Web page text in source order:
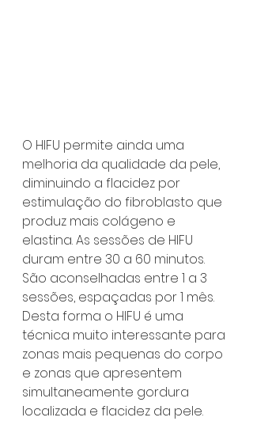
O HIFU permite ainda uma
melhoria da qualidade da pele,
diminuindo a flacidez por
estimulação do fibroblasto que
produz mais colágeno e
elastina. As sessões de HIFU
duram entre 30 a 60 minutos.
São aconselhadas entre 1 a 3
sessões, espaçadas por 1 mês.
Desta forma o HIFU é uma
técnica muito interessante para
zonas mais pequenas do corpo
e zonas que apresentem
simultaneamente gordura
localizada e flacidez da pele.